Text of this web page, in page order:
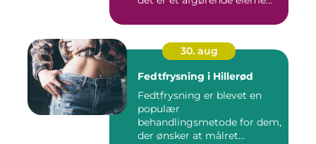
30. aug
Fedtfrysning i Hillerød
Fedtfrysning er blevet en
populær
behandlingsmetode for dem,
der ønsker at målret...